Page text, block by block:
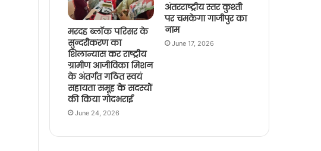
मरदह ब्लॉक परिसर के
सुन्दरीकरण का
शिलान्यास कर राष्ट्रीय
ग्रामीण आजीविका मिशन
के अंतर्गत गठित स्वयं
सहायता समूह के सदस्यों
की किया गोदभराई
June 24, 2026
अंतरराष्ट्रीय स्तर कुश्ती
पर चमकेगा गाजीपुर का
नाम
June 17, 2026